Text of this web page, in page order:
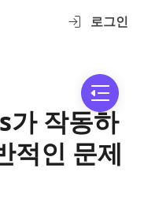
로그인
작동하
적인 문제